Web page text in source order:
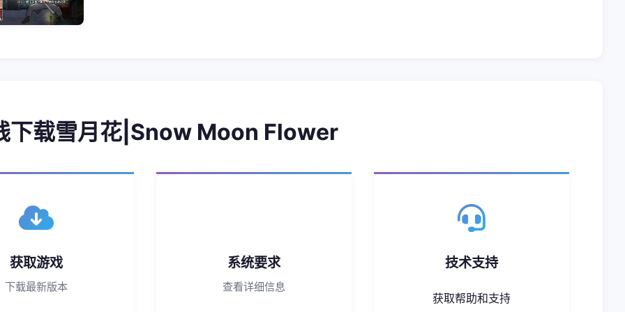
下载雪月花|Snow Moon Flower
获取游戏
下载最新版本
系统要求
查看详细信息
技术支持
获取帮助和支持